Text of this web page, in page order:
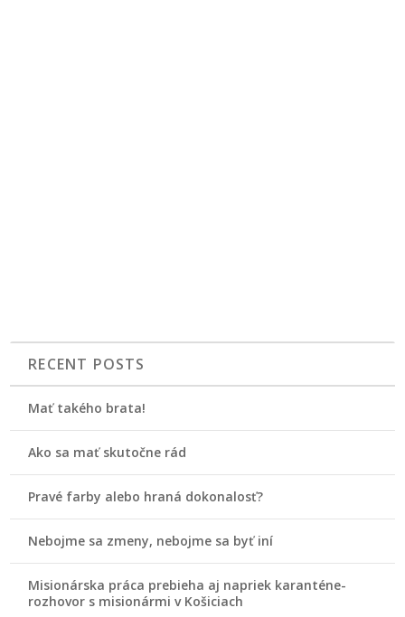
RECENT POSTS
Mať takého brata!
Ako sa mať skutočne rád
Pravé farby alebo hraná dokonalosť?
Nebojme sa zmeny, nebojme sa byť iní
Misionárska práca prebieha aj napriek karanténe-
rozhovor s misionármi v Košiciach